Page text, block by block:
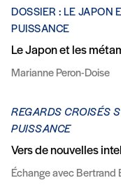
DOSSIER : LE JAPON
PUISSANCE
Le Japon et les
Marianne Peron-Doise
REGARDS CROISÉS
PUISSANCE
Vers de nouvelles
Échange avec Bertrand